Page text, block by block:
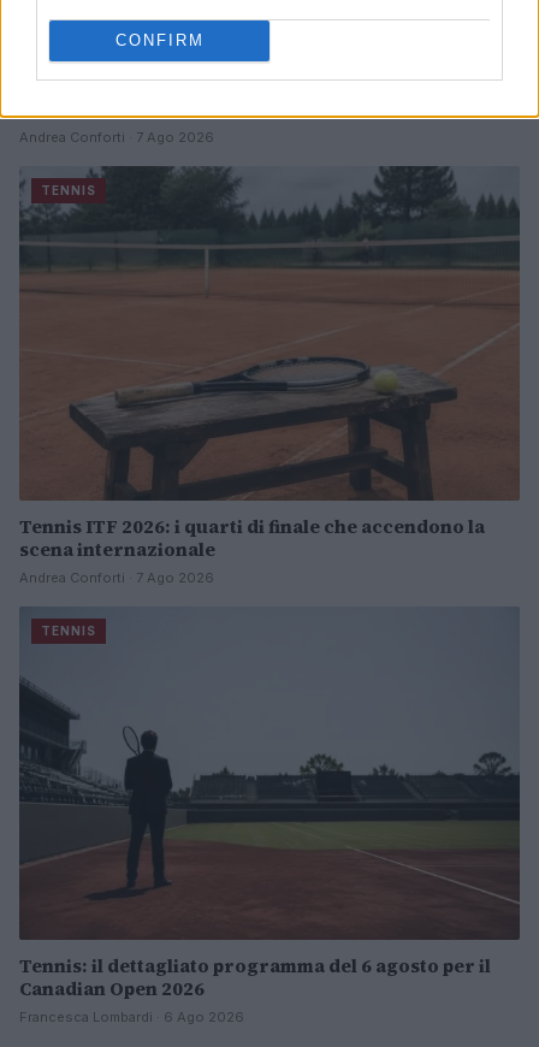
CONFIRM
ATP Masters 1000 Montreal 2026: orari e partite del 7
agosto
Andrea Conforti · 7 Ago 2026
TENNIS
Tennis ITF 2026: i quarti di finale che accendono la
scena internazionale
Andrea Conforti · 7 Ago 2026
TENNIS
Tennis: il dettagliato programma del 6 agosto per il
Canadian Open 2026
Francesca Lombardi · 6 Ago 2026